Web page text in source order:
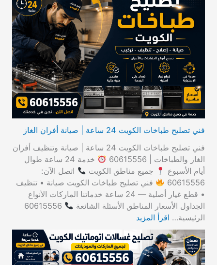
فني تصليح طباخات الكويت 24 ساعة | صيانة أفران الغاز
فني تصليح طباخات الكويت 24 ساعة | صيانة وتنظيف أفران
الغاز والطباخات | 60615556
خدمة 24 ساعة طوال
أيام الأسبوع
جميع مناطق الكويت
اتصل الآن:
60615556
فني تصليح طباخات الكويت صيانة • تنظيف
• قطع غيار أصلية — 24 ساعة خدماتنا الماركات الأنواع
الجداول الأسعار المناطق الأسئلة الشائعة
60615556
الرئيسية… اقرأ المزيد